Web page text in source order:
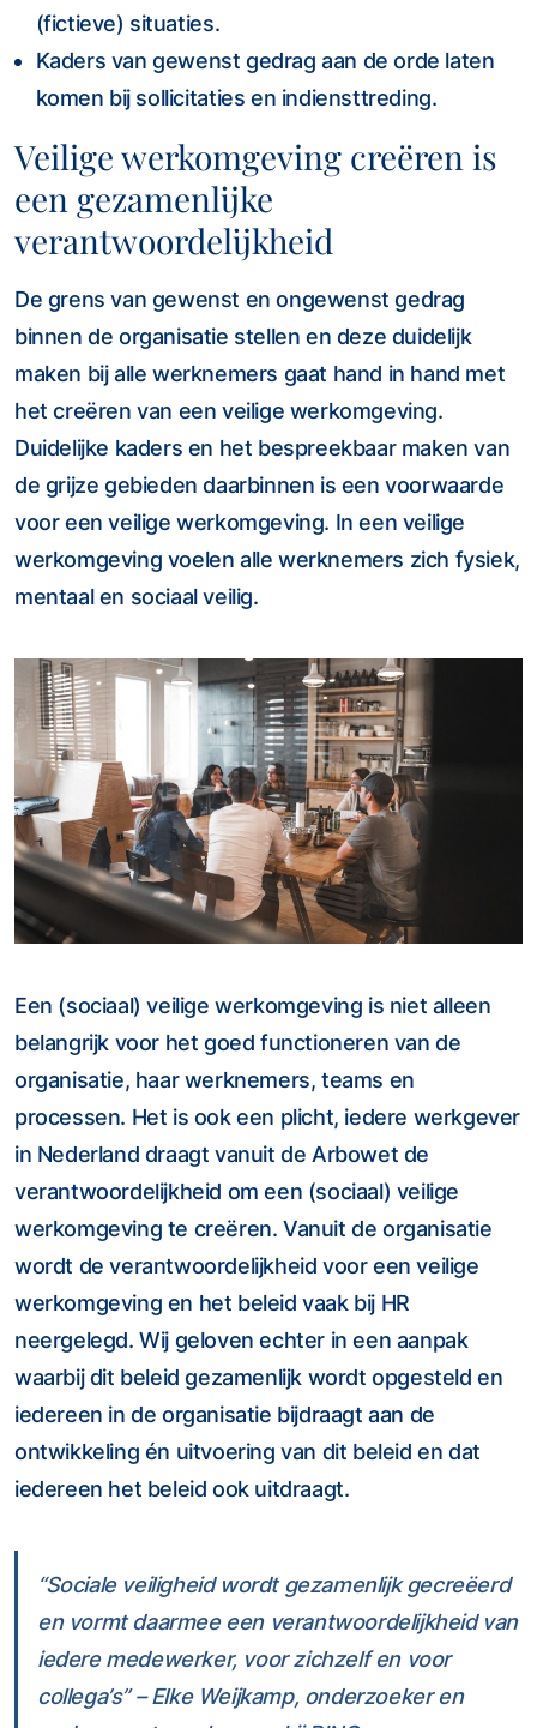
(fictieve) situaties.
Kaders van gewenst gedrag aan de orde laten
komen bij sollicitaties en indiensttreding.
Veilige werkomgeving creëren is
een gezamenlijke
verantwoordelijkheid
De grens van gewenst en ongewenst gedrag
binnen de organisatie stellen en deze duidelijk
maken bij alle werknemers gaat hand in hand met
het creëren van een veilige werkomgeving.
Duidelijke kaders en het bespreekbaar maken van
de grijze gebieden daarbinnen is een voorwaarde
voor een veilige werkomgeving. In een veilige
werkomgeving voelen alle werknemers zich fysiek,
mentaal en sociaal veilig.
Een (sociaal) veilige werkomgeving is niet alleen
belangrijk voor het goed functioneren van de
organisatie, haar werknemers, teams en
processen. Het is ook een plicht, iedere werkgever
in Nederland draagt vanuit de Arbowet de
verantwoordelijkheid om een (sociaal) veilige
werkomgeving te creëren. Vanuit de organisatie
wordt de verantwoordelijkheid voor een veilige
werkomgeving en het beleid vaak bij HR
neergelegd. Wij geloven echter in een aanpak
waarbij dit beleid gezamenlijk wordt opgesteld en
iedereen in de organisatie bijdraagt aan de
ontwikkeling én uitvoering van dit beleid en dat
iedereen het beleid ook uitdraagt.
“Sociale veiligheid wordt gezamenlijk gecreëerd
en vormt daarmee een verantwoordelijkheid van
iedere medewerker, voor zichzelf en voor
collega’s” – Elke Weijkamp, onderzoeker en